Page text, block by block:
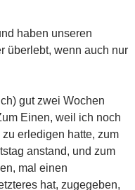
haben unseren
überlebt, wenn auch nur
gut zwei Wochen
Einen, weil ich noch
erledigen hatte, zum
anstand, und zum
mal einen
hat, zugegeben,